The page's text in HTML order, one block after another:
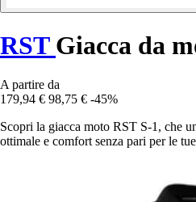
RST Giacca da
A partire da
179,94 € 98,75 € -45%
Scopri la giacca moto RST S-1, che
ottimale e comfort senza pari per le